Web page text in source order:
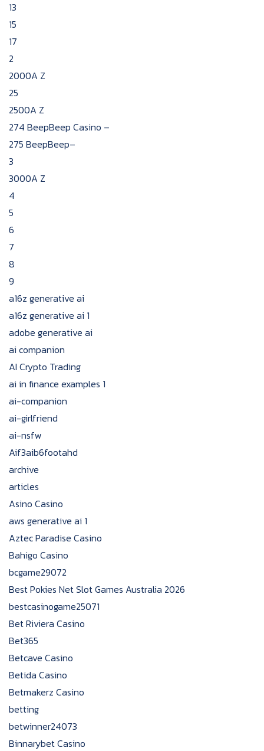
13
15
17
2
2000A Z
25
2500A Z
274 BeepBeep Casino –
275 BeepBeep–
3
3000A Z
4
5
6
7
8
9
a16z generative ai
a16z generative ai 1
adobe generative ai
ai companion
AI Crypto Trading
ai in finance examples 1
ai-companion
ai-girlfriend
ai-nsfw
Aif3aib6footahd
archive
articles
Asino Casino
aws generative ai 1
Aztec Paradise Casino
Bahigo Casino
bcgame29072
Best Pokies Net Slot Games Australia 2026
bestcasinogame25071
Bet Riviera Casino
Bet365
Betcave Casino
Betida Casino
Betmakerz Casino
betting
betwinner24073
Binnarybet Casino